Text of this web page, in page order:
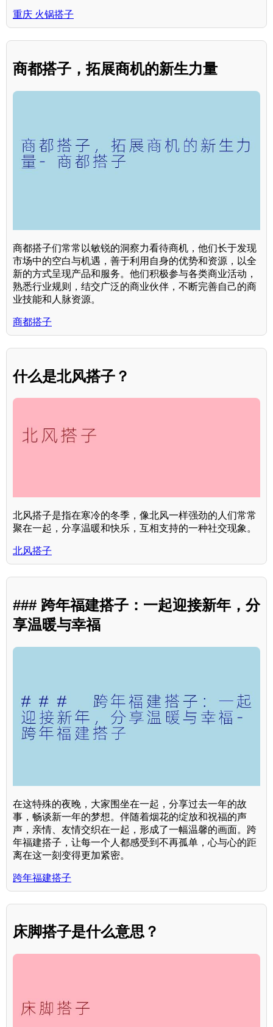
重庆 火锅搭子
商都搭子，拓展商机的新生力量
商都搭子们常常以敏锐的洞察力看待商机，他们长于发现
市场中的空白与机遇，善于利用自身的优势和资源，以全
新的方式呈现产品和服务。他们积极参与各类商业活动，
熟悉行业规则，结交广泛的商业伙伴，不断完善自己的商
业技能和人脉资源。
商都搭子
什么是北风搭子？
北风搭子是指在寒冷的冬季，像北风一样强劲的人们常常
聚在一起，分享温暖和快乐，互相支持的一种社交现象。
北风搭子
### 跨年福建搭子：一起迎接新年，分
享温暖与幸福
在这特殊的夜晚，大家围坐在一起，分享过去一年的故
事，畅谈新一年的梦想。伴随着烟花的绽放和祝福的声
声，亲情、友情交织在一起，形成了一幅温馨的画面。跨
年福建搭子，让每一个人都感受到不再孤单，心与心的距
离在这一刻变得更加紧密。
跨年福建搭子
床脚搭子是什么意思？